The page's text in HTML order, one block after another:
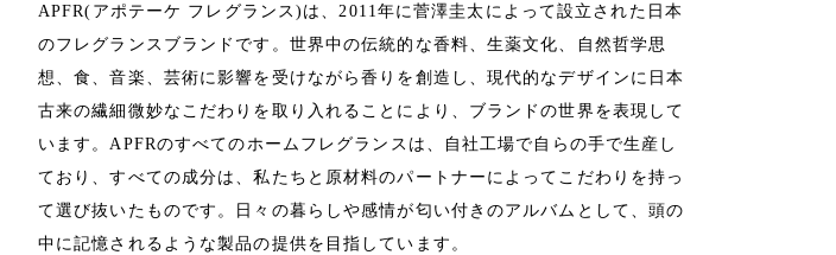
APFR(アポテーケ フレグランス)は、2011年に菅澤圭太によって設立された日本
のフレグランスブランドです。世界中の伝統的な香料、生薬文化、自然哲学思
想、食、音楽、芸術に影響を受けながら香りを創造し、現代的なデザインに日本
古来の繊細微妙なこだわりを取り入れることにより、ブランドの世界を表現して
います。APFRのすべてのホームフレグランスは、自社工場で自らの手で生産し
ており、すべての成分は、私たちと原材料のパートナーによってこだわりを持っ
て選び抜いたものです。日々の暮らしや感情が匂い付きのアルバムとして、頭の
中に記憶されるような製品の提供を目指しています。